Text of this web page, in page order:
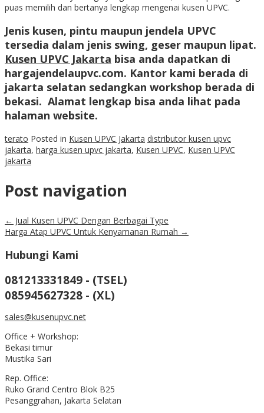
puas memilih dan bertanya lengkap mengenai kusen UPVC.
Jenis kusen, pintu maupun jendela UPVC
tersedia dalam jenis swing, geser maupun lipat.
Kusen UPVC Jakarta bisa anda dapatkan di
hargajendelaupvc.com. Kantor kami berada di
jakarta selatan sedangkan workshop berada di
bekasi. Alamat lengkap bisa anda lihat pada
halaman website.
terato Posted in Kusen UPVC Jakarta distributor kusen upvc
jakarta, harga kusen upvc jakarta, Kusen UPVC, Kusen UPVC
jakarta
Post navigation
← Jual Kusen UPVC Dengan Berbagai Type
Harga Atap UPVC Untuk Kenyamanan Rumah →
Hubungi Kami
081213331849 - (TSEL)
085945627328 - (XL)
sales@kusenupvc.net
Office + Workshop:
Bekasi timur
Mustika Sari
Rep. Office:
Ruko Grand Centro Blok B25
Pesanggrahan, Jakarta Selatan